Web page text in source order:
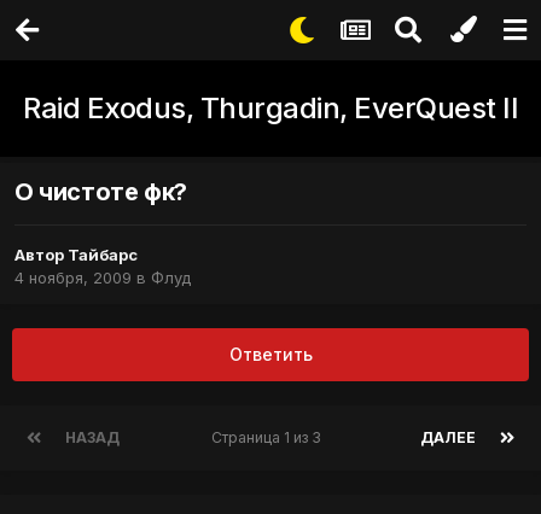
Raid Exodus, Thurgadin, EverQuest II
О чистоте фк?
Автор Тайбарс
4 ноября, 2009 в Флуд
Ответить
НАЗАД ДАЛЕЕ
Страница 1 из 3